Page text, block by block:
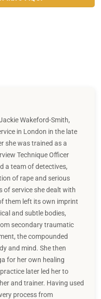
Wakeford-Smith,
in London in the late
she was trained as a
Technique Officer
a team of detectives,
of rape and serious
of service she dealt with
them left its own imprint
and subtle bodies,
secondary traumatic
the compounded
and mind. She then
for her own healing
later led her to
and trainer. Having used
process from